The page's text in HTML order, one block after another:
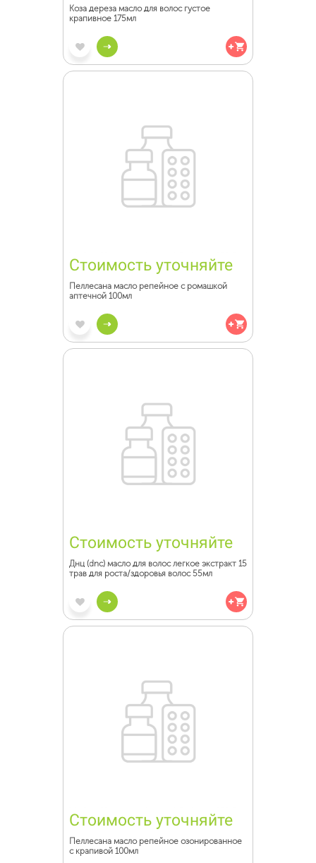
Коза дереза масло для волос густое
крапивное 175мл
Стоимость уточняйте
Пеллесана масло репейное с ромашкой
аптечной 100мл
Стоимость уточняйте
Днц (dnc) масло для волос легкое экстракт 15
трав для роста/здоровья волос 55мл
Стоимость уточняйте
Пеллесана масло репейное озонированное
с крапивой 100мл